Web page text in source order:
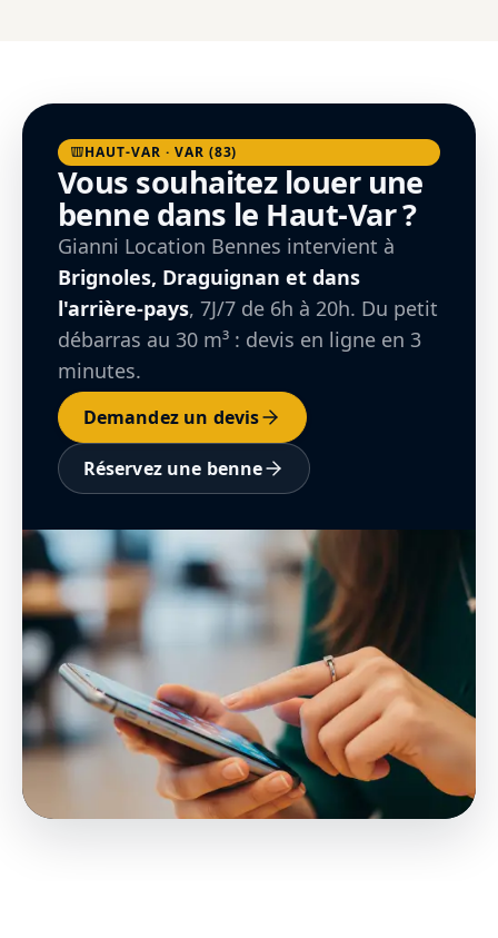
HAUT-VAR · VAR (83)
Vous souhaitez louer une
benne dans le Haut-Var ?
Gianni Location Bennes intervient à
Brignoles, Draguignan et dans
l'arrière-pays, 7J/7 de 6h à 20h. Du petit
débarras au 30 m³ : devis en ligne en 3
minutes.
Demandez un devis
Réservez une benne